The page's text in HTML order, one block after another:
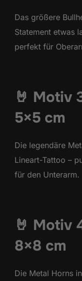
Das größere
Statement etwas
perfekt für
🤘 Motiv
5×5 cm
Die legendäre
Lineart-Tattoo –
für den Unterarm.
🤘 Motiv
8×8 cm
Die Metal Horns